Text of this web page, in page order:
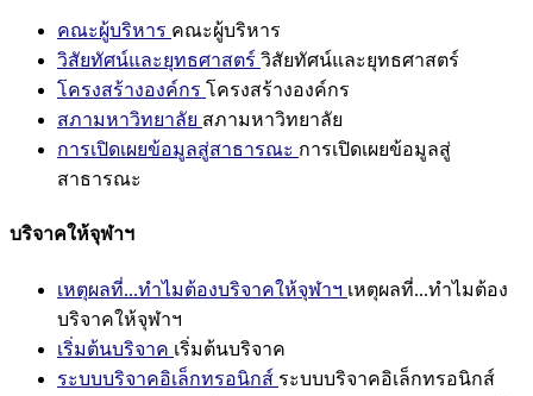
คณะผู้บริหาร คณะผู้บริหาร
วิสัยทัศน์และยุทธศาสตร์ วิสัยทัศน์และยุทธศาสตร์
โครงสร้างองค์กร โครงสร้างองค์กร
สภามหาวิทยาลัย สภามหาวิทยาลัย
การเปิดเผยข้อมูลสู่สาธารณะ การเปิดเผยข้อมูลสู่
สาธารณะ
บริจาคให้จุฬาฯ
เหตุผลที่...ทำไมต้องบริจาคให้จุฬาฯ เหตุผลที่...ทำไมต้อง
บริจาคให้จุฬาฯ
เริ่มต้นบริจาค เริ่มต้นบริจาค
ระบบบริจาคอิเล็กทรอนิกส์ ระบบบริจาคอิเล็กทรอนิกส์